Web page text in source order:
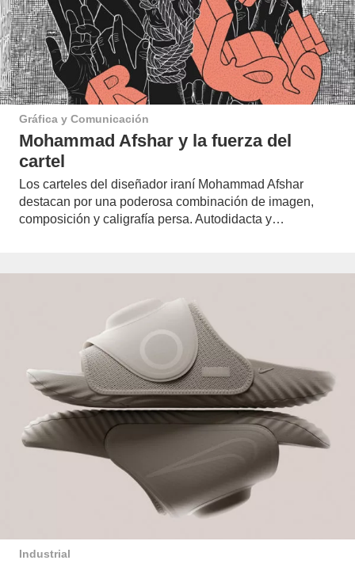
Gráfica y Comunicación
Mohammad Afshar y la fuerza del
cartel
Los carteles del diseñador iraní Mohammad Afshar
destacan por una poderosa combinación de imagen,
composición y caligrafía persa. Autodidacta y…
Industrial